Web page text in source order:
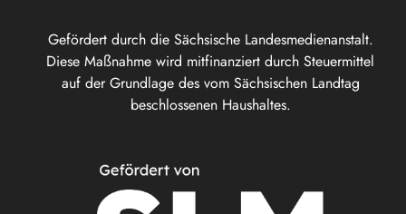
Gefördert durch die Sächsische Landesmedienanstalt.
Diese Maßnahme wird mitfinanziert durch Steuermittel
auf der Grundlage des vom Sächsischen Landtag
beschlossenen Haushaltes.